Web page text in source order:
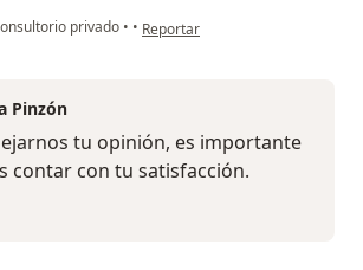
privado • • en opinión del usuario Cuenta
Reportar
Pinzón
tu opinión, es importante
contar con tu satisfacción.